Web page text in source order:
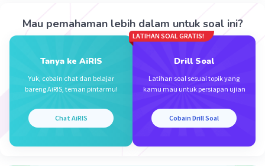
Iklan
Mau pemahaman lebih dalam untuk soal ini?
Tanya ke AiRIS
Yuk, cobain chat dan belajar
bareng AiRIS, teman pintarmu!
Chat AiRIS
LATIHAN SOAL GRATIS!
Drill Soal
Latihan soal sesuai topik yang
kamu mau untuk persiapan ujian
Cobain Drill Soal